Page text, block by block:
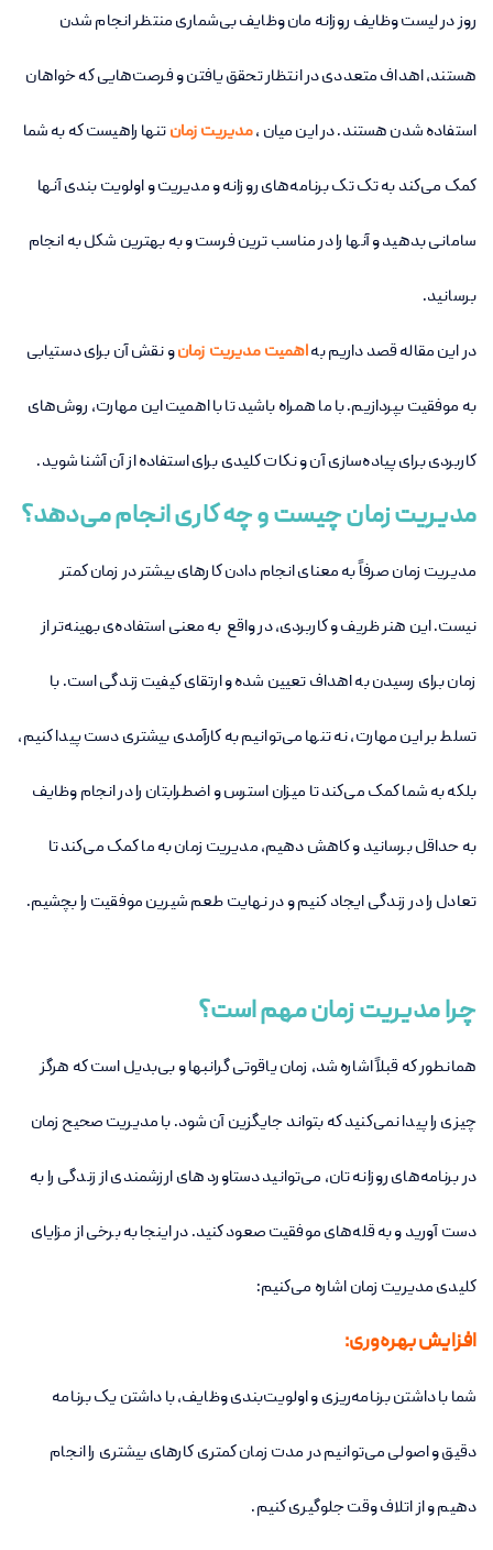
روز در لیست وظایف روزانه مان وظایف بی‌شماری منتظر انجام شدن
هستند، اهداف متعددی در انتظار تحقق یافتن و فرصت‌هایی که خواهان
استفاده شدن هستند. در این میان ،مدیریت زمانتنها راهیست که به شما
کمک می‌کند به تک تک برنامه‌های روزانه و مدیریت و اولویت بندی آنها
سامانی بدهید و آنها را در مناسب ترین فرست و به بهترین شکل به انجام
برسانید.
در این مقاله قصد داریم بهاهمیت مدیریت زمانو نقش آن برای دستیابی
به موفقیت بپردازیم. با ما همراه باشید تا با اهمیت این مهارت، روش‌های
کاربردی برای پیاده‌سازی آن و نکات کلیدی برای استفاده از آن آشنا شوید.
مدیریت زمان چیست و چه کاری انجام می‌دهد؟
مدیریت زمان صرفاً به معنای انجام دادن کارهای بیشتر در زمان کمتر
نیست. این هنر ظریف و کاربردی، در واقع به معنی استفاده‌ی بهینه‌تر از
زمان برای رسیدن به اهداف تعیین شده و ارتقای کیفیت زندگی است. با
تسلط بر این مهارت، نه تنها می‌توانیم به کارآمدی بیشتری دست پیدا کنیم،
بلکه به شما کمک می‌کند تا میزان استرس و اضطرابتان را در انجام وظایف
به حداقل برسانید و کاهش دهیم، مدیریت زمان به ما کمک می‌کند تا
تعادل را در زندگی ایجاد کنیم و در نهایت طعم شیرین موفقیت را بچشیم.
چرا مدیریت زمان مهم است؟
همانطور که قبلاً اشاره شد، زمان یاقوتی گرانبها و بی‌بدیل است که هرگز
چیزی را پیدا نمی‌کنید که بتواند جایگزین آن شود. با مدیریت صحیح زمان
در برنامه‌های روزانه تان، می‌توانید دستاورد های ارزشمندی از زندگی را به
دست آورید و به قله‌های موفقیت صعود کنید. در اینجا به برخی از مزایای
کلیدی مدیریت زمان اشاره می‌کنیم:
افزایش بهره‌وری:
شما با داشتن برنامه‌ریزی و اولویت‌بندی وظایف، با داشتن یک برنامه
دقیق و اصولی می‌توانیم در مدت زمان کمتری کارهای بیشتری را انجام
دهیم و از اتلاف وقت جلوگیری کنیم.